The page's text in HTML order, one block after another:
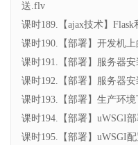
送.flv
课时189.【ajax技术】
课时190.【部署】开发机
课时191.【部署】服务器
课时192.【部署】服务器
课时193.【部署】生产环
课时194.【部署】uWSGI
课时195.【部署】uWSGI